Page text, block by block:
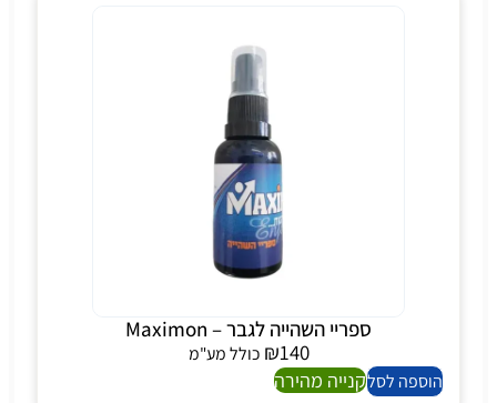
ספריי השהייה לגבר – Maximon
₪140
כולל מע"מ
הוספה לסלקנייה מהירה